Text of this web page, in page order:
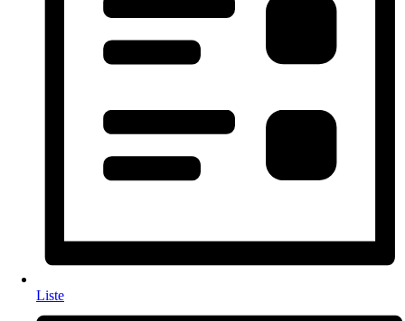
Liste